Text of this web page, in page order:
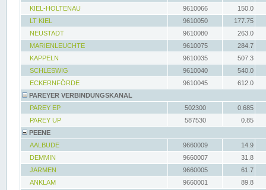
KIEL-HOLTENAU
9610066
150.0
LT KIEL
9610050
177.75
NEUSTADT
9610080
263.0
MARIENLEUCHTE
9610075
284.7
KAPPELN
9610035
507.3
SCHLESWIG
9610040
540.0
ECKERNFÖRDE
9610045
612.0
PAREYER VERBINDUNGSKANAL
PAREY EP
502300
0.685
PAREY UP
587530
0.85
PEENE
AALBUDE
9660009
14.9
DEMMIN
9660007
31.8
JARMEN
9660005
61.7
ANKLAM
9660001
89.8